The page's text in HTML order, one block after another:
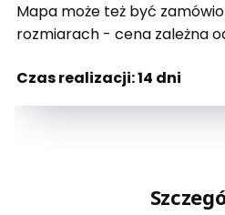
Mapa może też być
rozmiarach - cena zależna
Czas realizacji: 14 dni